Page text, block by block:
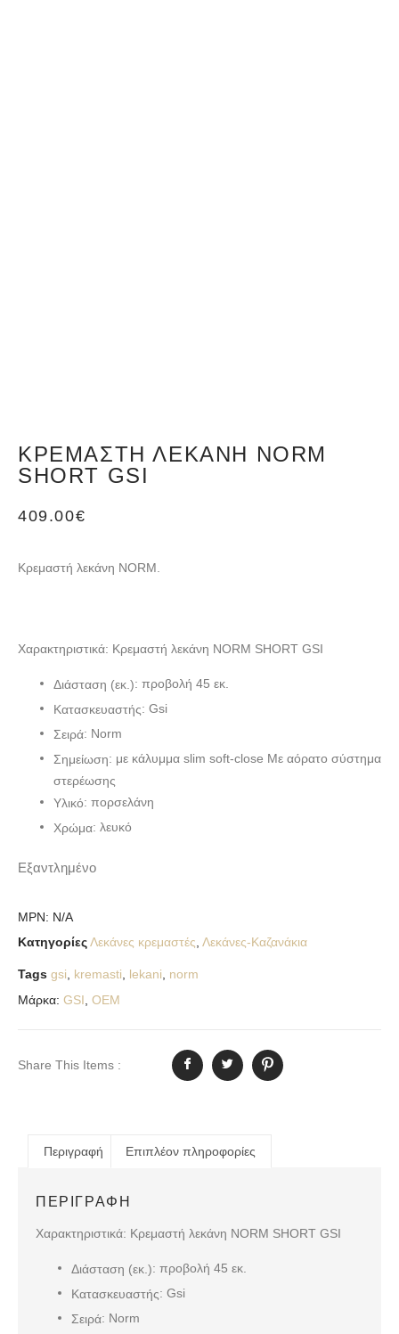
KΡΕΜΑΣΤΉ ΛΕΚΆΝΗ NORM
SHORT GSI
409.00€
Κρεμαστή λεκάνη NORM.
Χαρακτηριστικά: Kρεμαστή λεκάνη NORM SHORT GSI
Διάσταση (εκ.): προβολή 45 εκ.
Κατασκευαστής: Gsi
Σειρά: Norm
Σημείωση: με κάλυμμα slim soft-close Με αόρατο σύστημα
στερέωσης
Υλικό: πορσελάνη
Χρώμα: λευκό
Εξαντλημένο
MPN: N/A
ΚατηγορίεςΛεκάνες κρεμαστές, Λεκάνες-Καζανάκια
Tags gsi, kremasti, lekani, norm
Μάρκα: GSI OEM
Share This Items :
Περιγραφή Επιπλέον πληροφορίες
ΠΕΡΙΓΡΑΦΉ
Χαρακτηριστικά: Kρεμαστή λεκάνη NORM SHORT GSI
Διάσταση (εκ.): προβολή 45 εκ.
Κατασκευαστής: Gsi
Σειρά: Norm